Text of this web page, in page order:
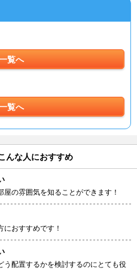
覧へ
覧へ
んな人におすすめ
の雰囲気を知ることができます！
おすすめです！
う配置するかを検討するのにとても役